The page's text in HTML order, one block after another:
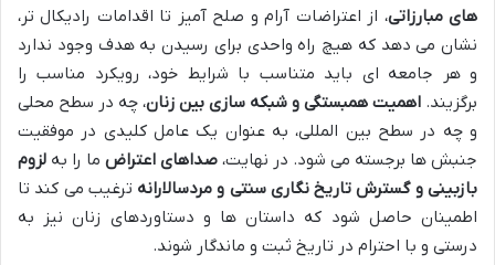
های مبارزاتی، از اعتراضات آرام و صلح آمیز تا اقدامات رادیکال تر،
نشان می دهد که هیچ راه واحدی برای رسیدن به هدف وجود ندارد
و هر جامعه ای باید متناسب با شرایط خود، رویکرد مناسب را
برگزیند. اهمیت همبستگی و شبکه سازی بین زنان، چه در سطح محلی
و چه در سطح بین المللی، به عنوان یک عامل کلیدی در موفقیت
جنبش ها برجسته می شود. در نهایت، صداهای اعتراض ما را به لزوم
بازبینی و گسترش تاریخ نگاری سنتی و مردسالارانه ترغیب می کند تا
اطمینان حاصل شود که داستان ها و دستاوردهای زنان نیز به
درستی و با احترام در تاریخ ثبت و ماندگار شوند.